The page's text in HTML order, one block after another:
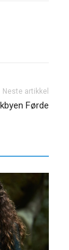
Neste artikkel
Førde